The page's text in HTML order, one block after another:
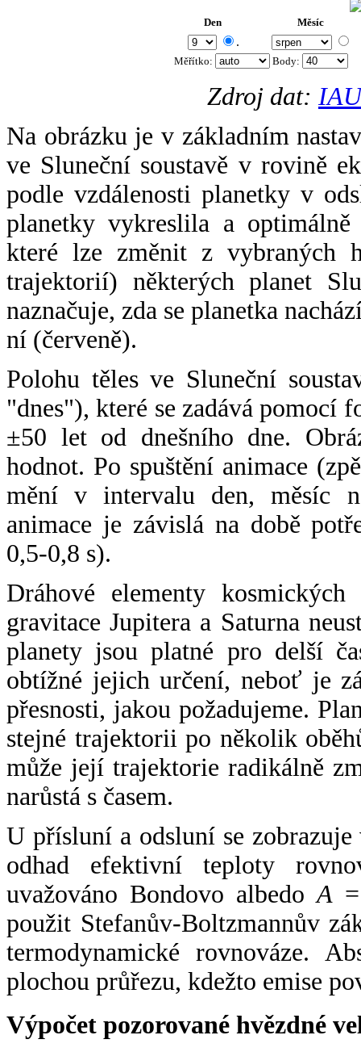
Den Měsíc
.
Měřítko: Body:
Zdroj dat:
Na obrázku je v základním
ve Sluneční soustavě v rovině
podle vzdálenosti planetky v
planetky vykreslila a
které lze změnit z vybraných
trajektorií) některých planet
naznačuje, zda se planetka
ní (červeně).
Polohu těles ve Sluneční
"dnes"), které se zadává pomocí
±50 let od dnešního dne.
hodnot. Po spuštění animace
mění v intervalu den, měsíc
animace je závislá na době
0,5-0,8 s).
Dráhové elementy
gravitace Jupitera a Saturna
planety jsou platné pro delší
obtížné jejich určení, neboť je
přesnosti, jakou požadujeme.
stejné trajektorii po několik
může její trajektorie radikálně
narůstá s časem.
U přísluní a odsluní se
odhad efektivní teploty
uvažováno Bondovo albedoA
použit Stefanův-Boltzmannův
termodynamické rovnováze.
plochou průřezu, kdežto emise
Výpočet pozorované hvězdné